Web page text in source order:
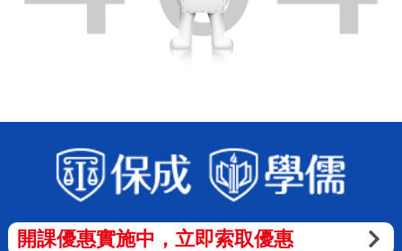
開課優惠實施中，立即索取優惠